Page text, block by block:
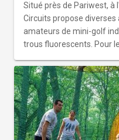
Situé près de Pariwest, à
Circuits propose
amateurs de mini-golf
trous fluorescents. Pour
enfants de 0 à 12 ans
attractions ludiques.
des moments